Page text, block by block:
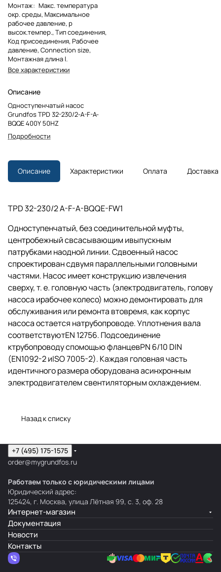
Монтаж: Макс. температура
окр. среды, Максимальное
рабочее давление, p
высок.темпер., Тип соединения,
Код присоединения, Рабочее
давление, Connection size,
Монтажная длина l.
Все характеристики
Описание
Одноступенчатый насос
Grundfos TPD 32-230/2-A-F-A-
BQQE 400Y 50HZ
Подробности
Описание Характеристики Оплата Доставка
TPD 32-230/2 A-F-A-BQQE-FW1
Одноступенчатый, без соединительной муфты,
центробежный свсасывающим ивыпускным
патрубками наодной линии. Сдвоенный насос
спроектирован сдвумя параллельными головными
частями. Насос имеет конструкцию извлечения
сверху,т. е. головную часть (электродвигатель, голову
насоса ирабочее колесо) можно демонтировать для
обслуживания или ремонта втовремя, как корпус
насоса остается натрубопроводе. Уплотнения вала
соответствуютEN 12756. Подсоединение
ктрубопроводу спомощью фланцевPN 6/10 DIN
(EN1092-2 иISO 7005-2). Каждая головная часть
идентичного размера оборудована асинхронным
электродвигателем свентиляторным охлаждением.
Назад к списку
+7 (495) 175-1575
order@mygrundfos.ru
Работаем только с юридическими лицами
Юридический адрес:
125424, г. Москва, улица Лётная 99, с. 3, оф. 28
Интернет-магазин
Документация
Новости
Контакты